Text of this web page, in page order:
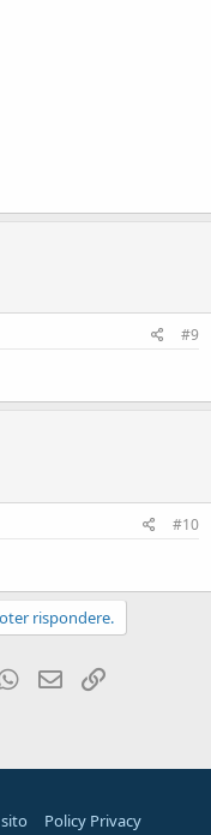
#9
#10
rispondere.
WhatsApp
e-mail
Policy Privacy